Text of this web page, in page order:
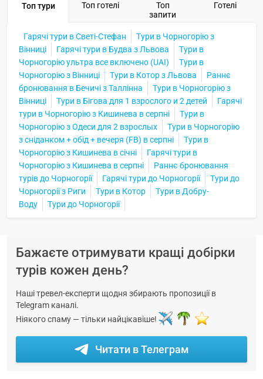
Топ тури Топ готелі
Топ
запити
Готелі
Гарячі тури в Светі-Стефан
Тури в Чорногорію з
Вінниці
Гарячі тури в Будва з Львова
Тури в
Чорногорію ультра все включено (UAI)
Тури в
Чорногорію з Вінниці
Тури в Котор з Львова
Раннє
бронювання в Бечичі з Таллінна
Тури в Чорногорію з
Вінниці
Тури в Бігова для 1 взрослого и 2 детей
Гарячі
тури в Чорногорію з Кишинева в серпні
Тури в
Чорногорію з Одеси для 2 взрослых
Тури в Чорногорію
з сніданком + обід + вечеря (FB) в серпні
Тури в
Чорногорію з Кишинева в січні
Гарячі тури в
Чорногорію з Кишинева в серпні
Раннє бронювання
турів до Чорногорії
Гарячі тури до Чорногорії
Тури до
Чорногорії з Риги
Тури в Котор
Тури в Добру-
Воду
Тури до Чорногорії
Бажаєте отримувати кращі добірки
турів кожен день?
Наші тревел-експерти щодня збирають пропозиції в
Telegram каналі.
Ніякого спаму — тільки найцікавіше!
Читати в Телеграм